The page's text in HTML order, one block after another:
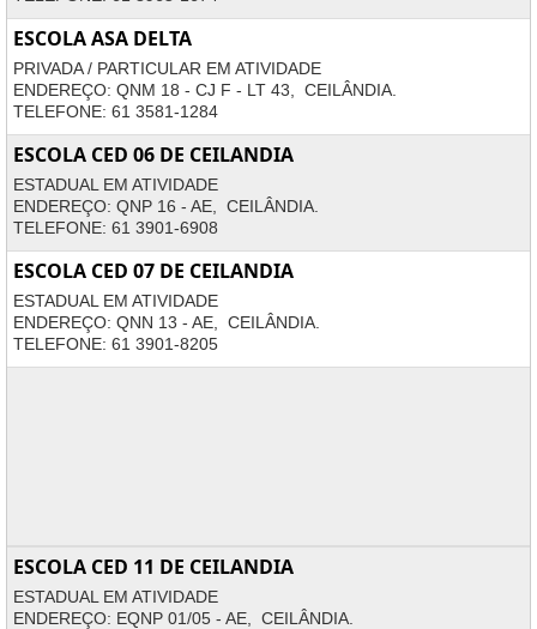
ESCOLA ASA DELTA
PRIVADA / PARTICULAR EM ATIVIDADE
ENDEREÇO: QNM 18 - CJ F - LT 43, CEILÂNDIA.
TELEFONE: 61 3581-1284
ESCOLA CED 06 DE CEILANDIA
ESTADUAL EM ATIVIDADE
ENDEREÇO: QNP 16 - AE, CEILÂNDIA.
TELEFONE: 61 3901-6908
ESCOLA CED 07 DE CEILANDIA
ESTADUAL EM ATIVIDADE
ENDEREÇO: QNN 13 - AE, CEILÂNDIA.
TELEFONE: 61 3901-8205
ESCOLA CED 11 DE CEILANDIA
ESTADUAL EM ATIVIDADE
ENDEREÇO: EQNP 01/05 - AE, CEILÂNDIA.